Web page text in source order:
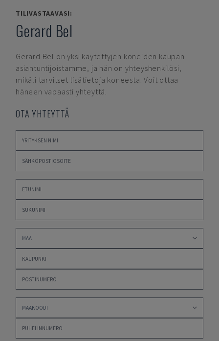
TILIVASTAAVASI:
Gerard Bel
Gerard Bel on yksi käytettyjen koneiden kaupan
asiantuntijoistamme, ja hän on yhteyshenkilösi,
mikäli tarvitset lisätietoja koneesta. Voit ottaa
häneen vapaasti yhteyttä.
OTA YHTEYTTÄ